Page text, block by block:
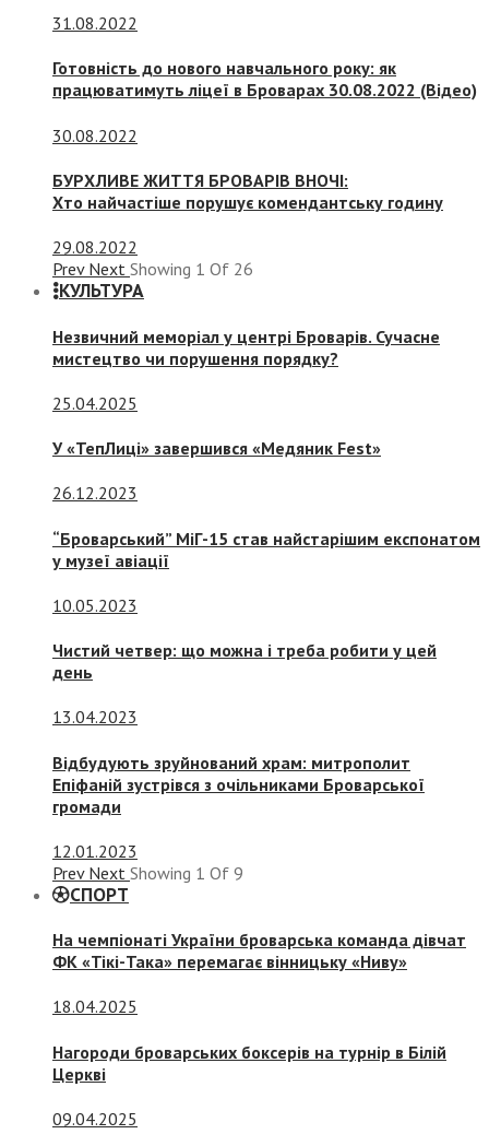
31.08.2022
Готовність до нового навчального року: як
працюватимуть ліцеї в Броварах 30.08.2022 (Відео)
30.08.2022
БУРХЛИВЕ ЖИТТЯ БРОВАРІВ ВНОЧІ:
Хто найчастіше порушує комендантську годину
29.08.2022
Prev Next Showing 1 Of 26
КУЛЬТУРА
Незвичний меморіал у центрі Броварів. Сучасне
мистецтво чи порушення порядку?
25.04.2025
У «ТепЛиці» завершився «Медяник Fest»
26.12.2023
“Броварський” МіГ-15 став найстарішим експонатом
у музеї авіації
10.05.2023
Чистий четвер: що можна і треба робити у цей
день
13.04.2023
Відбудують зруйнований храм: митрополит
Епіфаній зустрівся з очільниками Броварської
громади
12.01.2023
Prev Next Showing 1 Of 9
СПОРТ
На чемпіонаті України броварська команда дівчат
ФК «Тікі-Така» перемагає вінницьку «Ниву»
18.04.2025
Нагороди броварських боксерів на турнір в Білій
Церкві
09.04.2025